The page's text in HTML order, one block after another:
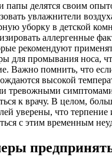
делятся своим
увлажнители
уборку в детской
аллергенные
рекомендуют
для промывания носа,
Важно помнить, что
высокой
тревожными
к врачу. В целом,
уверены, что терпение
с этим временным